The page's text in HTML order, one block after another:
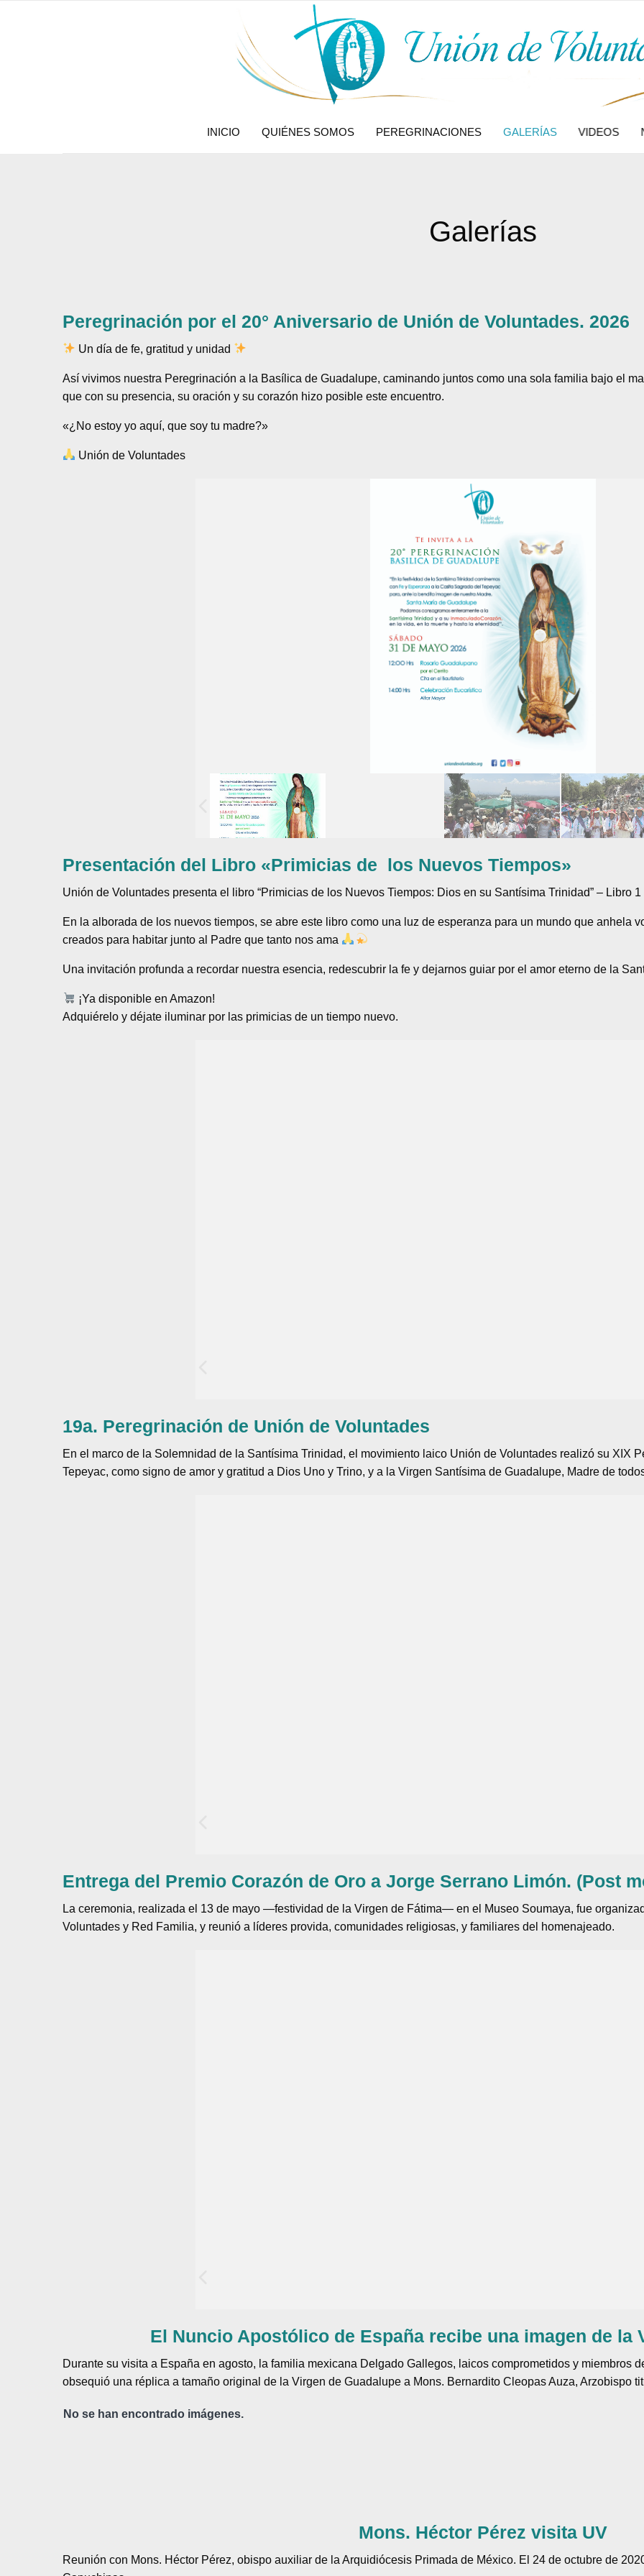
INICIO QUIÉNES SOMOS PEREGRINACIONES GALERÍAS VIDEOS
Galerías
Peregrinación por el 20° Aniversario de Unión de Voluntades. 2026
Un día de fe, gratitud y unidad
Así vivimos nuestra Peregrinación a la Basílica de Guadalupe, caminando juntos como una sola familia bajo el
que con su presencia, su oración y su corazón hizo posible este encuentro.
«¿No estoy yo aquí, que soy tu madre?»
Unión de Voluntades
Presentación del Libro «Primicias de los Nuevos Tiempos»
Unión de Voluntades presenta el libro “Primicias de los Nuevos Tiempos: Dios en su Santísima Trinidad” – Libro 1
En la alborada de los nuevos tiempos, se abre este libro como una luz de esperanza para un mundo que anhela
creados para habitar junto al Padre que tanto nos ama
Una invitación profunda a recordar nuestra esencia, redescubrir la fe y dejarnos guiar por el amor eterno de la
¡Ya disponible en Amazon!
Adquiérelo y déjate iluminar por las primicias de un tiempo nuevo.
19a. Peregrinación de Unión de Voluntades
En el marco de la Solemnidad de la Santísima Trinidad, el movimiento laico Unión de Voluntades realizó su XIX
Tepeyac, como signo de amor y gratitud a Dios Uno y Trino, y a la Virgen Santísima de Guadalupe, Madre de
Entrega del Premio Corazón de Oro a Jorge Serrano Limón. (Post
La ceremonia, realizada el 13 de mayo —festividad de la Virgen de Fátima— en el Museo Soumaya, fue
Voluntades y Red Familia, y reunió a líderes provida, comunidades religiosas, y familiares del homenajeado.
El Nuncio Apostólico de España recibe una imagen de la
Durante su visita a España en agosto, la familia mexicana Delgado Gallegos, laicos comprometidos y miembros
obsequió una réplica a tamaño original de la Virgen de Guadalupe a Mons. Bernardito Cleopas Auza, Arzobispo
No se han encontrado imágenes.
Mons. Héctor Pérez visita UV
Reunión con Mons. Héctor Pérez, obispo auxiliar de la Arquidiócesis Primada de México. El 24 de octubre de